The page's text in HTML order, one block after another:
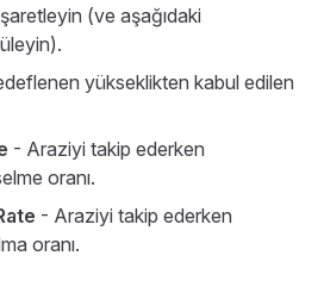
(ve aşağıdaki
yükseklikten kabul edilen
- Araziyi takip ederken
oranı.
- Araziyi takip ederken
oranı.